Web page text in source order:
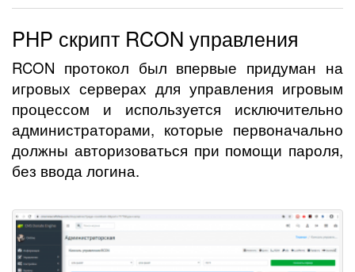
PHP скрипт RCON управления
RCON протокол был впервые придуман на
игровых серверах для управления игровым
процессом и используется исключительно
администраторами, которые первоначально
должны авторизоваться при помощи пароля,
без ввода логина.